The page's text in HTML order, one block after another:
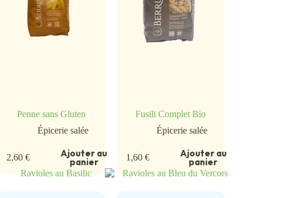
Penne sans Gluten
Épicerie salée
2,60€ Ajouter au
panier
Fusili Complet Bio
Épicerie salée
1,60 € Ajouter au
panier